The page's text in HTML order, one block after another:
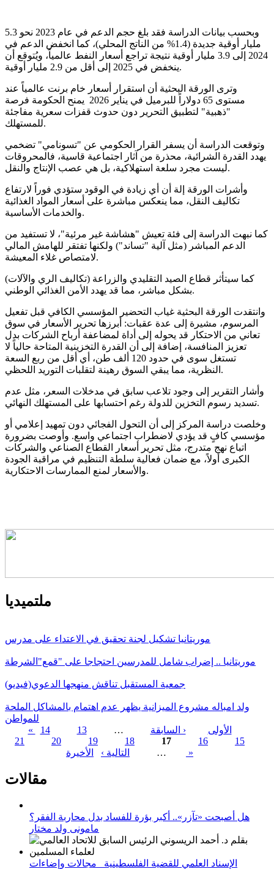
وبحسب بيانات الدراسة فقد بلغ حجم الدعم في عام 2023 نحو 5.3
مليار أوقية جديدة (1.4% من الناتج المحلي)، كما انخفض الدعم في
2024 إلى 3.9 مليار أوقية نتيجة تراجع أسعار النفط عالمياً، ويُتوقع أن
ينخفض في 2025 إلى أقل من 2.9 مليار أوقية.
وترى الورقة البحثية أن استقرار أسعار خام برنت عالمياً عند
مستوى 65 دولاراً للبرميل في يناير 2026 يمنح الحكومة فرصة
"ذهبية" لتطبيق التحرير دون حدوث قفزات سعرية مفاجئة
للمستهلك.
وتوقعت الدراسة أن يسفر القرار الحكومي عن "تسونامي" تضخمي
يهدد القدرة الشرائية، محذرة من آثار اجتماعية قاسية، فالمحروقات
ليست مجرد سلعة استهلاكية، بل هي عصب الإنتاج والنقل.
وأشرات الورقة إلة أن أي زيادة في الوقود ستؤدي فوراً لارتفاع
تكاليف النقل، مما ينعكس مباشرة على أسعار المواد الغذائية
والخدمات الأساسية.
كما نبهت الدراسة إلى فئة تعيش "هشاشة غير مرئية"، لا تستفيد من
الدعم المباشر (مثل آلية "تساند") ولكنها تفتقر للهامش المالي
لامتصاص غلاء المعيشة.
كما سيتأثر قطاع الصيد التقليدي والزراعة (تكاليف الري والآلات)
بشكل مباشر، مما قد يهدد الأمن الغذائي الوطني.
وانتقدت الورقة البحثية غياب التحضير المؤسسي الكافي قبل تفعيل
المرسوم، مشيرة إلى عدة عقبات: أبرزها تحرير الأسعار في سوق
تعاني من الاحتكار قد يحوله إلى أداة لمضاعفة أرباح الشركات بدل
تعزيز المنافسة، إضافة إلى أن القدرة التخزينية المتاحة حالياً لا
تستغل سوى في حدود 120 ألف طن، أي أقل من ربع السعة
النظرية، مما يبقي السوق رهينة لتقلبات التوريد اللحظي.
وأشار التقرير إلى وجود تلاعب سابق في مدخلات السعر، مثل عدم
تسديد رسوم التخزين للدولة رغم احتسابها على المستهلك النهائي.
وخلصت دراسة المركز إلى أن التحول الفجائي دون تمهيد إعلامي أو
مؤسسي كافٍ قد يؤدي لاضطراب اجتماعي واسع. وأوصت بضرورة
اتباع نهج متدرج، مثل تحرير أسعار القطاع الصناعي والشركات
الكبرى أولاً، مع ضمان فعالية سلطة التنظيم في مراقبة الجودة
والأسعار لمنع الممارسات الاحتكارية.
ملتميديا
موريتانيا تشكيل لجنة تحقيق في الاعتداء على مدرس
موريتانيا .. إضراب شامل للمدرسين احتجاجا على "قمع"الشرطة
جمعية المستقبل تناقش منهجها الدعوي(فيديو)
ولد امباله مشروع الميزانية يظهر عدم اهتمام بالمشاكل الملحة
للمواطن
الصفحات
« الأولى ‹ السابقة …
13
14
15
16
17
18
19
20
21
…
التالية › الأخيرة »
مقالات
هل أصبحت «تآزر».. أكبر بؤرة للفساد بدل محاربة الفقر؟
مامونى ولد مختار
الإسناد العلمي للقضية الفلسطينية_ مجالات وإضاءات